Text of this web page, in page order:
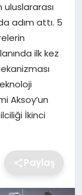
adım attı. 5
ilk kez
Aksoy’un
İkinci
Paylaş